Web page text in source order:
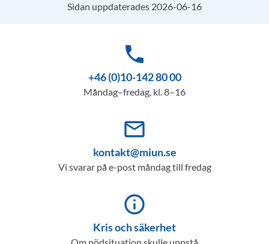
Sidan uppdaterades 2026-06-16
phone
+46 (0)10-142 80 00
Måndag–fredag, kl. 8–16
mail_outline
kontakt@miun.se
Vi svarar på e-post måndag till fredag
info_outline
Kris och säkerhet